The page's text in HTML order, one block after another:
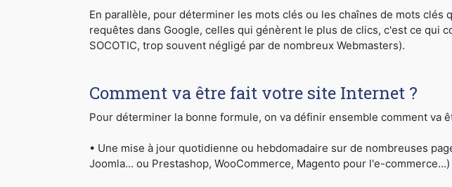
En parallèle, pour déterminer les mots clés ou les chaînes de mots
requêtes dans Google, celles qui génèrent le plus de clics, c'est ce qui
SOCOTIC, trop souvent négligé par de nombreux Webmasters).
Comment va être fait votre site Internet ?
Pour déterminer la bonne formule, on va définir ensemble comment va
• Une mise à jour quotidienne ou hebdomadaire sur de nombreuses
Joomla... ou Prestashop, WooCommerce, Magento pour l'e-